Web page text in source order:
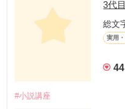
みなさんの声にお応えし
『野いちご小説講座』が
２０１４年版として帰っ
3代
総文
実用
44
#小説講座